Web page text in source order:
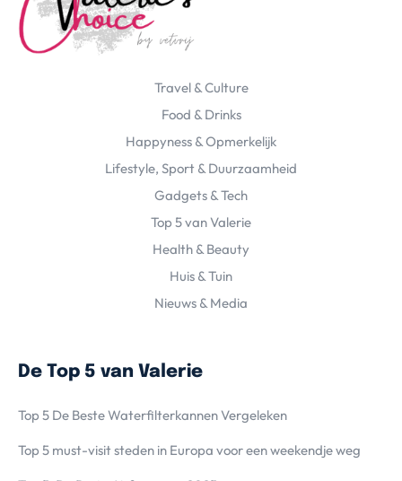
Travel & Culture
Food & Drinks
Happyness & Opmerkelijk
Lifestyle, Sport & Duurzaamheid
Gadgets & Tech
Top 5 van Valerie
Health & Beauty
Huis & Tuin
Nieuws & Media
De Top 5 van Valerie
Top 5 De Beste Waterfilterkannen Vergeleken
Top 5 must-visit steden in Europa voor een weekendje weg